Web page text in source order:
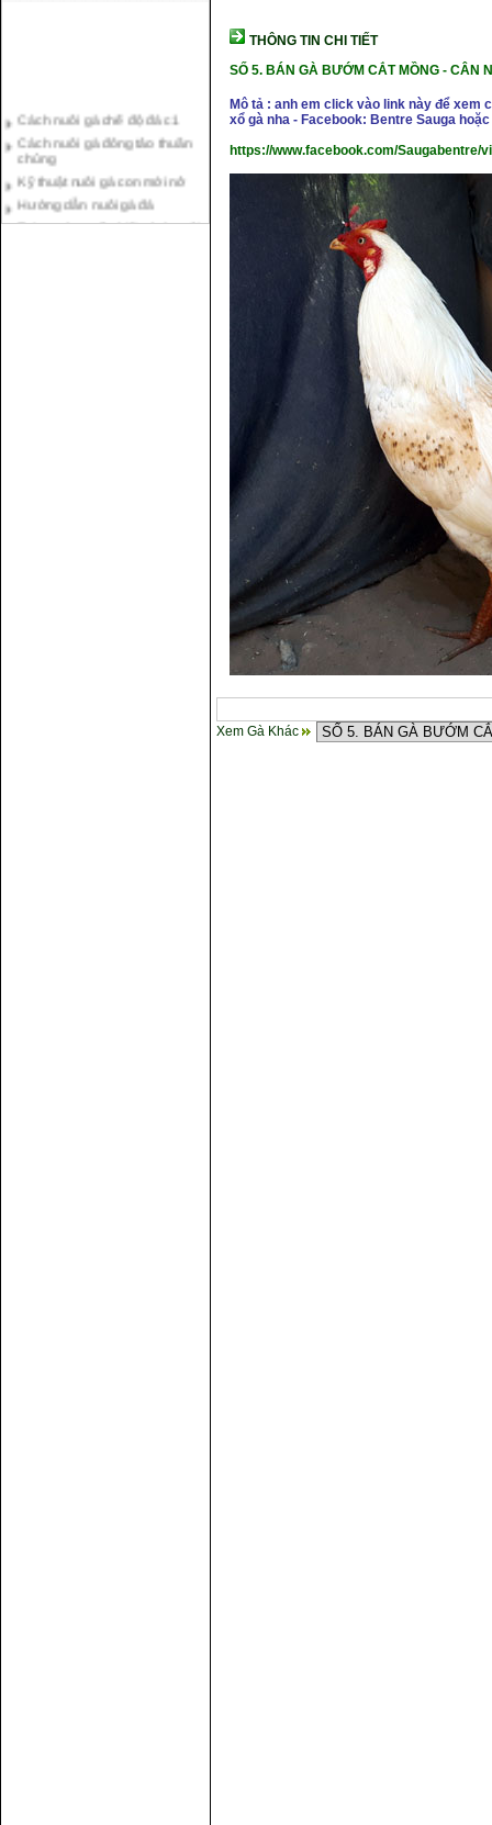
Cách nuôi gà đông tảo thuần
chủng
Kỹ thuật nuôi gà con mới nở
Hướng dẫn nuôi gà đá
Tại sao bạn cần biết cách nuôi
gà chọi ?
THÔNG TIN CHI TIẾT
SỐ 5. BÁN GÀ BƯỚM CẮT MỒNG - CÂN
Mô tả : anh em click vào link này để xem
xổ gà nha - Facebook: Bentre Sauga
https://www.facebook.com/Saugabentre/
Xem Gà Khác